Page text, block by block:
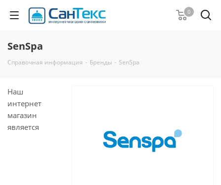
0
SenSpa
Справочная информация - Бренды - SenSpa
Наш
интернет
магазин
является